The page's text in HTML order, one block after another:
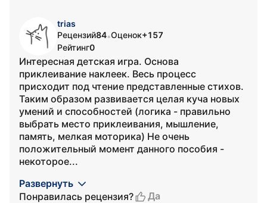
trias
Рецензий84•Оценок+157
Рейтинг0
Интересная детская игра. Основа
приклеивание наклеек. Весь процесс
присходит под чтение представленные стихов.
Таким образом развивается целая куча новых
умений и способностей (логика - правильно
выбрать место приклеивания, мышление,
память, мелкая моторика) Не очень
положительный момент данного пособия -
некоторое...
Развернуть
Понравилась рецензия?
Да